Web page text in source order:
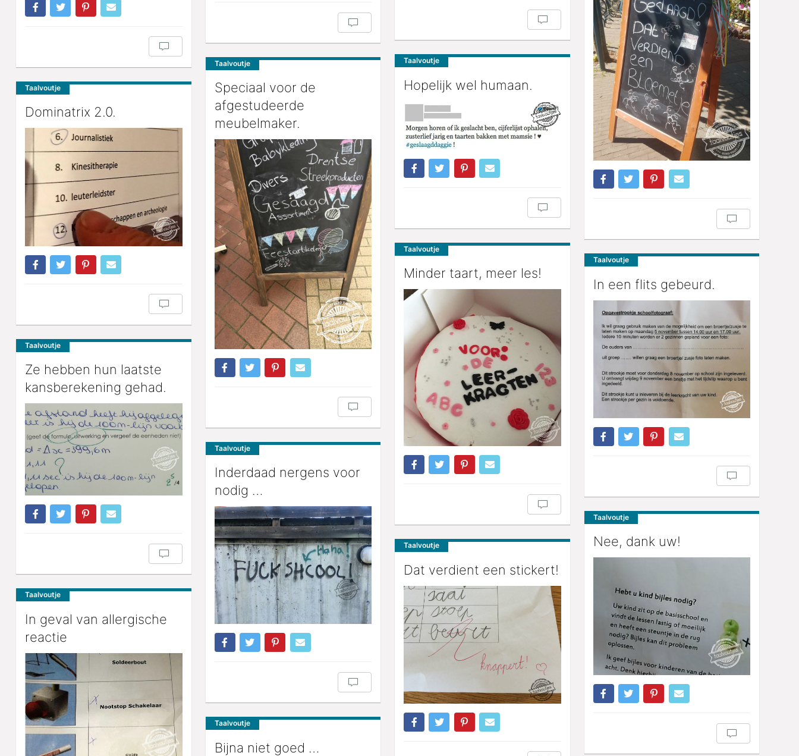
Taalvoutje
Hopelijk wel humaan.
Taalvoutje
Speciaal voor de
afgestudeerde
meubelmaker.
Taalvoutje
Dominatrix 2.0.
Taalvoutje
Minder taart, meer les!
Taalvoutje
In een flits gebeurd.
Taalvoutje
Ze hebben hun laatste
kansberekening gehad.
Taalvoutje
Inderdaad nergens voor
nodig …
Taalvoutje
Nee, dank uw!
Taalvoutje
Dat verdient een stickert!
Taalvoutje
In geval van allergische
reactie
Taalvoutje
Bijna niet goed …